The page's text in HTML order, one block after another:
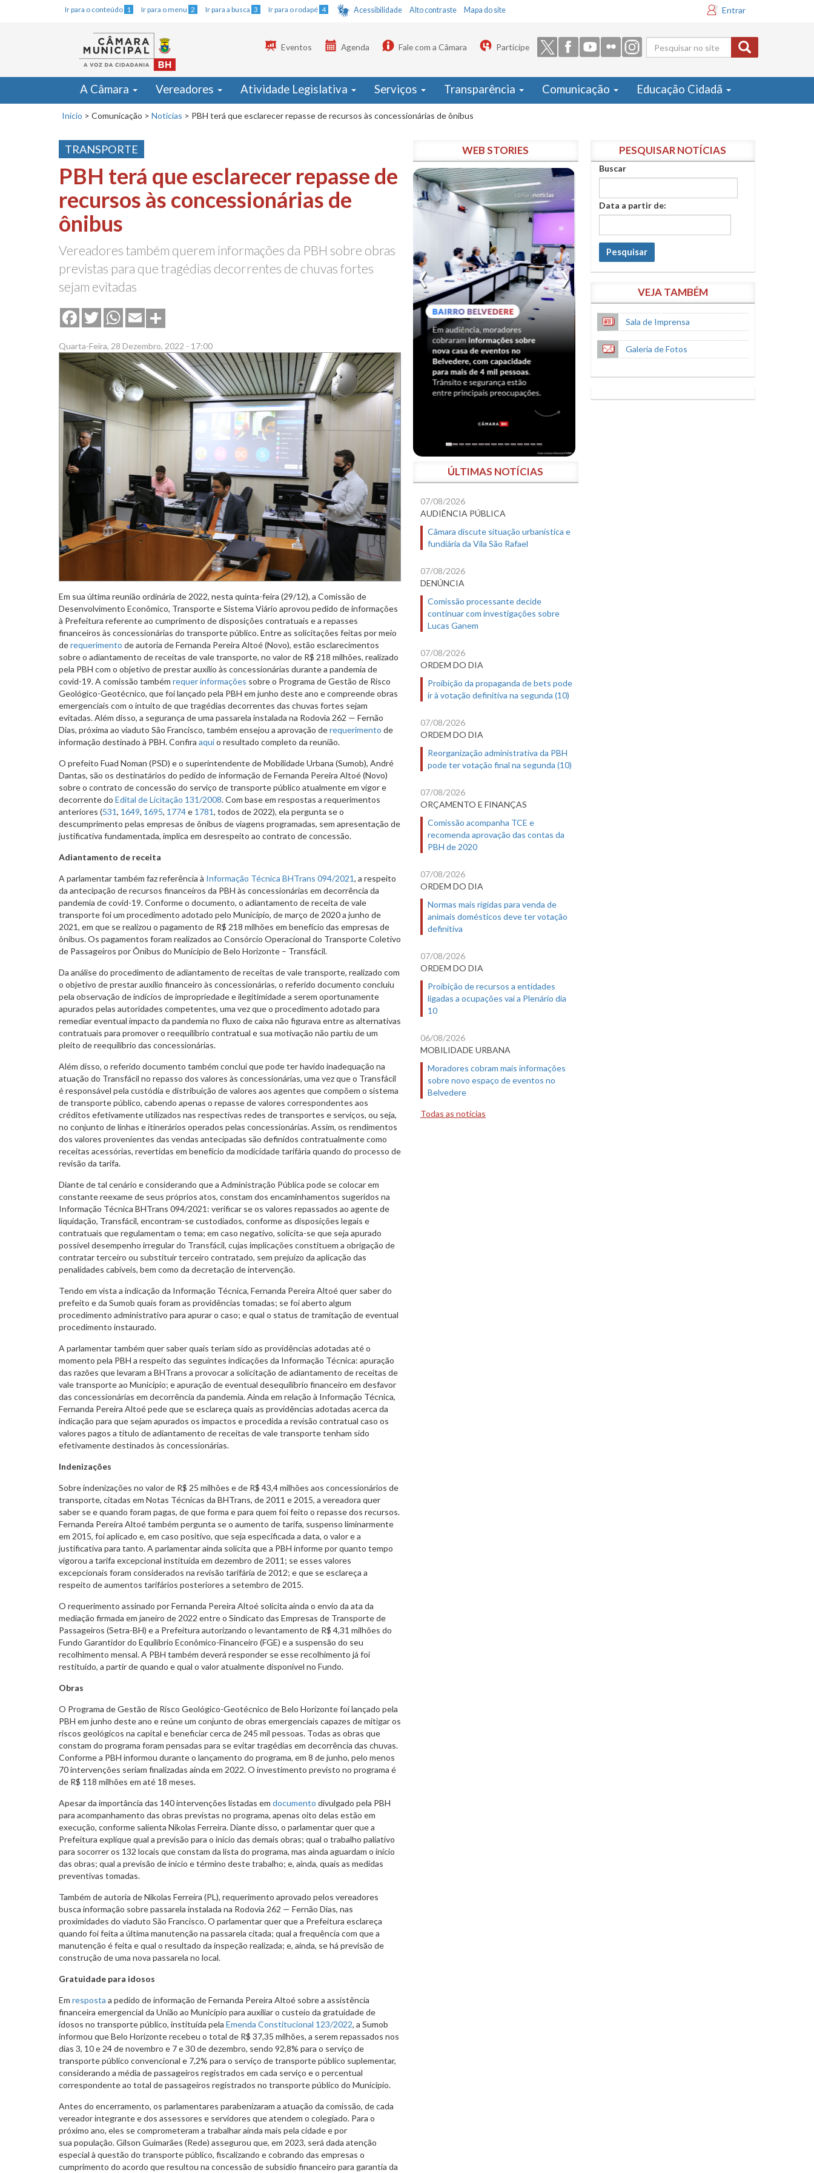
Ir para o conteúdo 1 Ir para o menu 2 Ir para a busca 3 Ir para o rodapé 4 Acessibilidade Alto contraste Mapa do site Entrar
Formulário
de busca
Eventos Agenda Fale com a Câmara Participe
A Câmara Vereadores Atividade Legislativa Serviços Transparência Comunicação Educação Cidadã
Início > Comunicação > Notícias > PBH terá que esclarecer repasse de recursos às concessionárias de ônibus
TRANSPORTE
PBH terá que esclarecer repasse de
recursos às concessionárias de
ônibus
Vereadores também querem informações da PBH sobre obras
previstas para que tragédias decorrentes de chuvas fortes
sejam evitadas
FacebookTwitterWhatsApp
Email
Quarta-Feira, 28 Dezembro, 2022 - 17:00
Em sua última reunião ordinária de 2022, nesta quinta-feira (29/12), a Comissão de
Desenvolvimento Econômico, Transporte e Sistema Viário aprovou pedido de informações
à Prefeitura referente ao cumprimento de disposições contratuais e a repasses
financeiros às concessionárias do transporte público. Entre as solicitações feitas por meio
derequerimento de autoria de Fernanda Pereira Altoé (Novo), estão esclarecimentos
sobre o adiantamento de receitas de vale transporte, no valor de R$ 218 milhões, realizado
pela PBH com o objetivo de prestar auxílio às concessionárias durante a pandemia de
covid-19. A comissão também requer informações sobre o Programa de Gestão de Risco
Geológico-Geotécnico, que foi lançado pela PBH em junho deste ano e compreende obras
emergenciais com o intuito de que tragédias decorrentes das chuvas fortes sejam
evitadas. Além disso, a segurança de uma passarela instalada na Rodovia 262 — Fernão
Dias, próxima ao viaduto São Francisco, também ensejou a aprovação derequerimento de
informação destinado à PBH. Confira aquio resultado completo da reunião.
O prefeito Fuad Noman (PSD) e o superintendente de Mobilidade Urbana (Sumob), André
Dantas, são os destinatários do pedido de informação de Fernanda Pereira Altoé (Novo)
sobre o contrato de concessão do serviço de transporte público atualmente em vigor e
decorrente do Edital de Licitação 131/2008. Com base em respostas a requerimentos
anteriores (531, 1649, 1695, 1774e 1781, todos de 2022), ela pergunta se o
descumprimento pelas empresas de ônibus de viagens programadas, sem apresentação de
justificativa fundamentada, implica em desrespeito ao contrato de concessão.
Adiantamento de receita
A parlamentar também faz referência à Informação Técnica BHTrans 094/2021, a respeito
da antecipação de recursos financeiros da PBH às concessionárias em decorrência da
pandemia de covid-19. Conforme o documento, o adiantamento de receita de vale
transporte foi um procedimento adotado pelo Município, de março de 2020 a junho de
2021, em que se realizou o pagamento de R$ 218 milhões em benefício das empresas de
ônibus. Os pagamentos foram realizados ao Consórcio Operacional do Transporte Coletivo
de Passageiros por Ônibus do Município de Belo Horizonte – Transfácil.
Da análise do procedimento de adiantamento de receitas de vale transporte, realizado com
o objetivo de prestar auxílio financeiro às concessionárias, o referido documento concluiu
pela observação de indícios de impropriedade e ilegitimidade a serem oportunamente
apurados pelas autoridades competentes, uma vez que o procedimento adotado para
remediar eventual impacto da pandemia no fluxo de caixa não figurava entre as alternativas
contratuais para promover o reequilíbrio contratual e sua motivação não partiu de um
pleito de reequilíbrio das concessionárias.
Além disso, o referido documento também conclui que pode ter havido inadequação na
atuação do Transfácil no repasso dos valores às concessionárias, uma vez que o Transfácil
é responsável pela custódia e distribuição de valores aos agentes que compõem o sistema
de transporte público, cabendo apenas o repasse de valores correspondentes aos
créditos efetivamente utilizados nas respectivas redes de transportes e serviços, ou seja,
no conjunto de linhas e itinerários operados pelas concessionárias. Assim, os rendimentos
dos valores provenientes das vendas antecipadas são definidos contratualmente como
receitas acessórias, revertidas em benefício da modicidade tarifária quando do processo de
revisão da tarifa.
Diante de tal cenário e considerando que a Administração Pública pode se colocar em
constante reexame de seus próprios atos, constam dos encaminhamentos sugeridos na
Informação Técnica BHTrans 094/2021: verificar se os valores repassados ao agente de
liquidação, Transfácil, encontram-se custodiados, conforme as disposições legais e
contratuais que regulamentam o tema; em caso negativo, solicita-se que seja apurado
possível desempenho irregular do Transfácil, cujas implicações constituem a obrigação de
contratar terceiro ou substituir terceiro contratado, sem prejuízo da aplicação das
penalidades cabíveis, bem como da decretação de intervenção.
Tendo em vista a indicação da Informação Técnica, Fernanda Pereira Altoé quer saber do
prefeito e da Sumob quais foram as providências tomadas; se foi aberto algum
procedimento administrativo para apurar o caso; e qual o status de tramitação de eventual
procedimento instaurado.
A parlamentar também quer saber quais teriam sido as providências adotadas até o
momento pela PBH a respeito das seguintes indicações da Informação Técnica: apuração
das razões que levaram a BHTrans a provocar a solicitação de adiantamento de receitas de
vale transporte ao Município; e apuração de eventual desequilíbrio financeiro em desfavor
das concessionárias em decorrência da pandemia. Ainda em relação à Informação Técnica,
Fernanda Pereira Altoé pede que se esclareça quais as providências adotadas acerca da
indicação para que sejam apurados os impactos e procedida a revisão contratual caso os
valores pagos a título de adiantamento de receitas de vale transporte tenham sido
efetivamente destinados às concessionárias.
Indenizações
Sobre indenizações no valor de R$ 25 milhões e de R$ 43,4 milhões aos concessionários de
transporte, citadas em Notas Técnicas da BHTrans, de 2011 e 2015, a vereadora quer
saber se e quando foram pagas, de que forma e para quem foi feito o repasse dos recursos.
Fernanda Pereira Altoé também pergunta se o aumento de tarifa, suspenso liminarmente
em 2015, foi aplicado e, em caso positivo, que seja especificada a data, o valor e a
justificativa para tanto. A parlamentar ainda solicita que a PBH informe por quanto tempo
vigorou a tarifa excepcional instituída em dezembro de 2011; se esses valores
excepcionais foram considerados na revisão tarifária de 2012; e que se esclareça a
respeito de aumentos tarifários posteriores a setembro de 2015.
O requerimento assinado por Fernanda Pereira Altoé solicita ainda o envio da ata da
mediação firmada em janeiro de 2022 entre o Sindicato das Empresas de Transporte de
Passageiros (Setra-BH) e a Prefeitura autorizando o levantamento de R$ 4,31 milhões do
Fundo Garantidor do Equilíbrio Econômico-Financeiro (FGE) e a suspensão do seu
recolhimento mensal. A PBH também deverá responder se esse recolhimento já foi
restituído, a partir de quando e qual o valor atualmente disponível no Fundo.
Obras
O Programa de Gestão de Risco Geológico-Geotécnico de Belo Horizonte foi lançado pela
PBH em junho deste ano e reúne um conjunto de obras emergenciais capazes de mitigar os
riscos geológicos na capital e beneficiar cerca de 245 mil pessoas. Todas as obras que
constam do programa foram pensadas para se evitar tragédias em decorrência das chuvas.
Conforme a PBH informou durante o lançamento do programa, em 8 de junho, pelo menos
70 intervenções seriam finalizadas ainda em 2022. O investimento previsto no programa é
de R$ 118 milhões em até 18 meses.
Apesar da importância das 140 intervenções listadas em documento divulgado pela PBH
para acompanhamento das obras previstas no programa, apenas oito delas estão em
execução, conforme salienta Nikolas Ferreira. Diante disso, o parlamentar quer que a
Prefeitura explique qual a previsão para o início das demais obras; qual o trabalho paliativo
para socorrer os 132 locais que constam da lista do programa, mas ainda aguardam o início
das obras; qual a previsão de início e término deste trabalho; e, ainda, quais as medidas
preventivas tomadas.
Também de autoria de Nikolas Ferreira (PL), requerimento aprovado pelos vereadores
busca informação sobre passarela instalada na Rodovia 262 — Fernão Dias, nas
proximidades do viaduto São Francisco. O parlamentar quer que a Prefeitura esclareça
quando foi feita a última manutenção na passarela citada; qual a frequência com que a
manutenção é feita e qual o resultado da inspeção realizada; e, ainda, se há previsão de
construção de uma nova passarela no local.
Gratuidade para idosos
Em resposta a pedido de informação de Fernanda Pereira Altoé sobre a assistência
financeira emergencial da União ao Município para auxiliar o custeio da gratuidade de
idosos no transporte público, instituída pela Emenda Constitucional 123/2022, a Sumob
informou que Belo Horizonte recebeu o total de R$ 37,35 milhões, a serem repassados nos
dias 3, 10 e 24 de novembro e 7 e 30 de dezembro, sendo 92,8% para o serviço de
transporte público convencional e 7,2% para o serviço de transporte público suplementar,
considerando a média de passageiros registrados em cada serviço e o percentual
correspondente ao total de passageiros registrados no transporte público do Município.
Antes do encerramento, os parlamentares parabenizaram a atuação da comissão, de cada
vereador integrante e dos assessores e servidores que atendem o colegiado. Para o
próximo ano, eles se comprometeram a trabalhar ainda mais pela cidade e por
sua população. Gilson Guimarães (Rede) assegurou que, em 2023, será dada atenção
especial à questão do transporte público, fiscalizando e cobrando das empresas o
cumprimento do acordo que resultou na concessão de subsídio financeiro para garantia da
WEB STORIES
ÚLTIMAS NOTÍCIAS
07/08/2026
AUDIÊNCIA PÚBLICA
Câmara discute situação urbanística e
fundiária da Vila São Rafael
07/08/2026
DENÚNCIA
Comissão processante decide
continuar com investigações sobre
Lucas Ganem
07/08/2026
ORDEM DO DIA
Proibição da propaganda de bets pode
ir à votação definitiva na segunda (10)
07/08/2026
ORDEM DO DIA
Reorganização administrativa da PBH
pode ter votação final na segunda (10)
07/08/2026
ORÇAMENTO E FINANÇAS
Comissão acompanha TCE e
recomenda aprovação das contas da
PBH de 2020
07/08/2026
ORDEM DO DIA
Normas mais rígidas para venda de
animais domésticos deve ter votação
definitiva
07/08/2026
ORDEM DO DIA
Proibição de recursos a entidades
ligadas a ocupações vai a Plenário dia
10
06/08/2026
MOBILIDADE URBANA
Moradores cobram mais informações
sobre novo espaço de eventos no
Belvedere
Todas as notícias
PESQUISAR NOTÍCIAS
Buscar
Data a partir de:
Pesquisar
VEJA TAMBÉM
Sala de Imprensa
Galeria de Fotos